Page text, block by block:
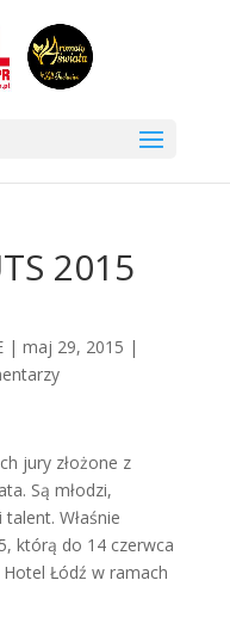
2015
| maj 29, 2015 |
jury złożone z
Są młodzi,
Właśnie
którą do 14 czerwca
Łódź w ramach